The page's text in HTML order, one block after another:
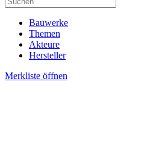
Bauwerke
Themen
Akteure
Hersteller
Merkliste öffnen